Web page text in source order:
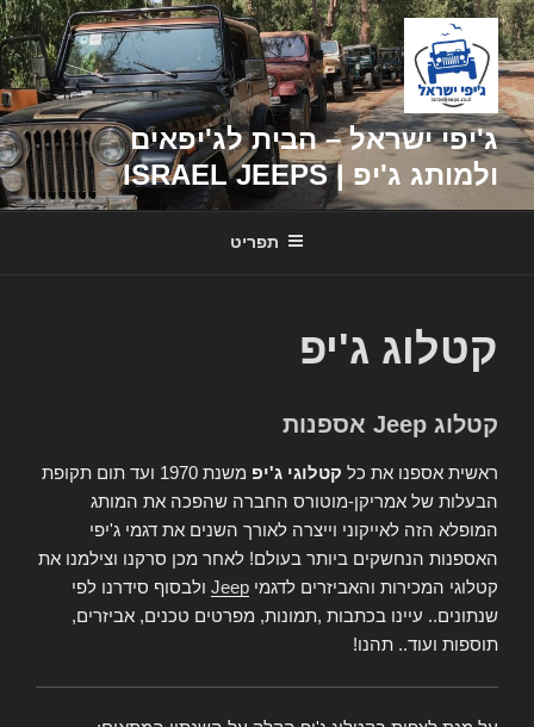
דילוג
לתוכן
ג'יפי ישראל – הבית לג'יפאים
ולמותג ג'יפ | ISRAEL JEEPS
תפריט
קטלוג ג'יפ
קטלוג Jeep אספנות
ראשית אספנו את כל קטלוגי ג'יפ
משנת 1970 ועד תום תקופת
הבעלות של אמריקן-מוטורס החברה שהפכה את המותג
המופלא הזה לאייקוני וייצרה לאורך השנים את דגמי ג'יפי
האספנות הנחשקים ביותר בעולם! לאחר מכן סרקנו וצילמנו את
קטלוגי המכירות והאביזרים לדגמי Jeep ולבסוף סידרנו לפי
שנתונים.. עיינו בכתבות ,תמונות, מפרטים טכנים, אביזרים,
תוספות ועוד.. תהנו!